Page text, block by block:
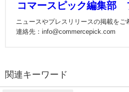
コマースピック編集部
ニュースやプレスリリースの掲載をご
連絡先：info@commercepick.com
関連キーワード